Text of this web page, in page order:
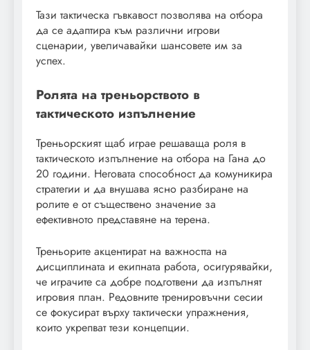
Тази тактическа гъвкавост позволява на отбора
да се адаптира към различни игрови
сценарии, увеличавайки шансовете им за
успех.
Ролята на треньорството в
тактическото изпълнение
Треньорският щаб играе решаваща роля в
тактическото изпълнение на отбора на Гана до
20 години. Неговата способност да комуникира
стратегии и да внушава ясно разбиране на
ролите е от съществено значение за
ефективното представяне на терена.
Треньорите акцентират на важността на
дисциплината и екипната работа, осигурявайки,
че играчите са добре подготвени да изпълнят
игровия план. Редовните тренировъчни сесии
се фокусират върху тактически упражнения,
които укрепват тези концепции.